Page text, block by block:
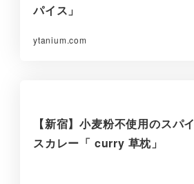
パイス」
ytanium.com
【新宿】小麦粉不使用のスパイ
スカレー「 curry 草枕」